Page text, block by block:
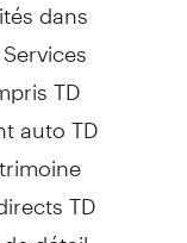
TD
auto TD
TD